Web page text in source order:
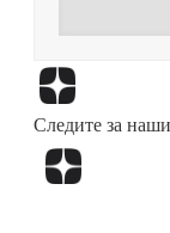
Следите за